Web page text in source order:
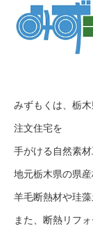
みずもくは、栃
注文住宅を
手がける自然素材
地元栃木県の県
羊毛断熱材や珪
また、断熱リフ